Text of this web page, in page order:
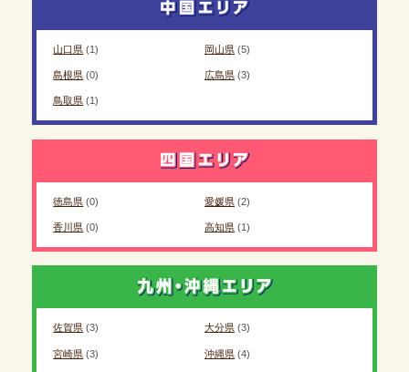
山口県 (1) 岡山県(5)
島根県 (0) 広島県(3)
鳥取県 (1)
徳島県 (0) 愛媛県(2)
香川県 (0) 高知県(1)
佐賀県 (3) 大分県(3)
宮崎県 (3) 沖縄県(4)